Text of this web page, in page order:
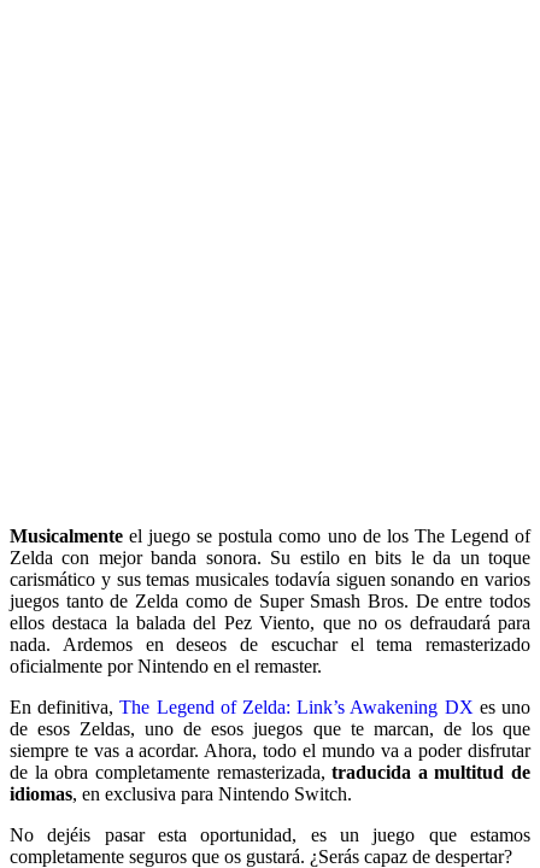
Musicalmente el juego se postula como uno de los The Legend of
Zelda con mejor banda sonora. Su estilo en bits le da un toque
carismático y sus temas musicales todavía siguen sonando en varios
juegos tanto de Zelda como de Super Smash Bros. De entre todos
ellos destaca la balada del Pez Viento, que no os defraudará para
nada. Ardemos en deseos de escuchar el tema remasterizado
oficialmente por Nintendo en el remaster.
En definitiva,The Legend of Zelda: Link’s Awakening DX es uno
de esos Zeldas, uno de esos juegos que te marcan, de los que
siempre te vas a acordar. Ahora, todo el mundo va a poder disfrutar
de la obra completamente remasterizada, traducida a multitud de
idiomas, en exclusiva para Nintendo Switch.
No dejéis pasar esta oportunidad, es un juego que estamos
completamente seguros que os gustará. ¿Serás capaz de despertar?